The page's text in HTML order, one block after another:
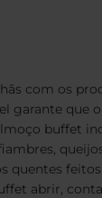
com os
garante que
buffet
quentes
abrir,